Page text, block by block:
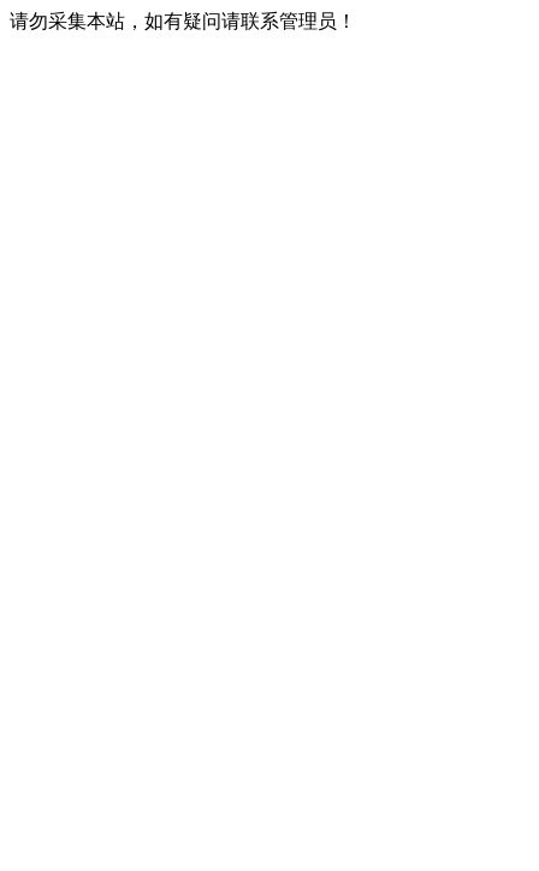
请勿采集本站，如有疑问请联系管理员！